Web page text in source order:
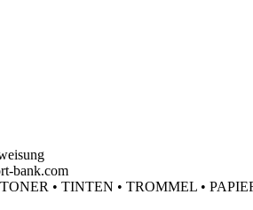
bank.com
• TINTEN • TROMMEL • PAPIER